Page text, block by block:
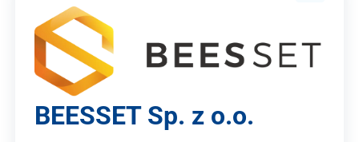
BEESSET Sp. z o.o.